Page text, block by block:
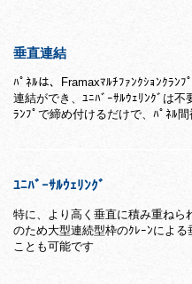
垂直連結
ﾊﾟﾈﾙは、Framaxﾏﾙﾁﾌｧﾝｸｼｮﾝｸﾗﾝ
連結ができ、ﾕﾆﾊﾞｰｻﾙｳｪﾘﾝｸﾞは不
ﾗﾝﾌﾟで締め付けるだけで、ﾊﾟﾈﾙ
ﾕﾆﾊﾞｰｻﾙｳｪﾘﾝｸﾞ
特に、より高く垂直に積み重ねら
のため大型連続型枠のｸﾚｰﾝによ
ことも可能です